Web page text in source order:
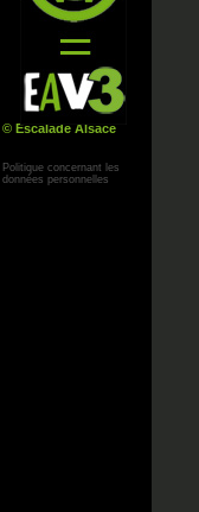
© Escalade Alsace
Politique concernant les
données personnelles